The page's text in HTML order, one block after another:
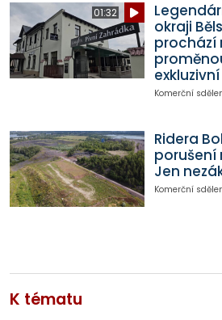
01:32
okraji
prochází
Komerční
Ridera
porušení
Jen
Komerční
K tématu